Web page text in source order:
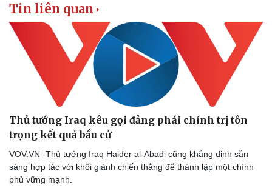
Tin liên quan
Thủ tướng Iraq kêu gọi đảng phái chính trị tôn
trọng kết quả bầu cử
VOV.VN -Thủ tướng Iraq Haider al-Abadi cũng khẳng định sẵn
sàng hợp tác với khối giành chiến thắng để thành lập một chính
phủ vững mạnh.